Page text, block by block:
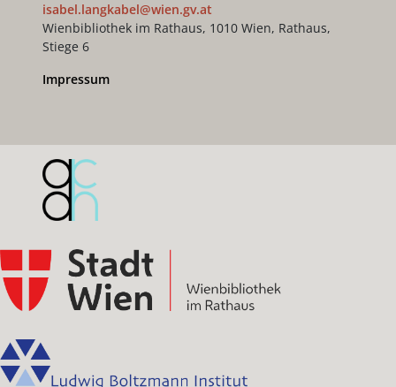
isabel.langkabel@wien.gv.at
Wienbibliothek im Rathaus, 1010 Wien, Rathaus,
Stiege 6
Impressum